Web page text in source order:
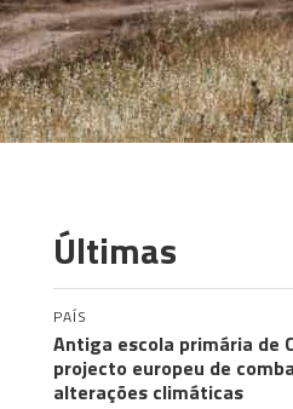
Últimas
PAÍS
Antiga escola primária de
projecto europeu de
alterações climáticas